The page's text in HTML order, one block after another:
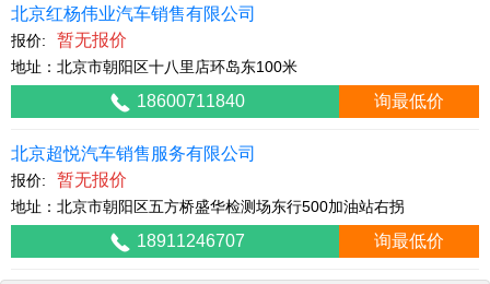
北京红杨伟业汽车销售有限公司
报价: 暂无报价
地址：北京市朝阳区十八里店环岛东100米
18600711840 询最低价
北京超悦汽车销售服务有限公司
报价: 暂无报价
地址：北京市朝阳区五方桥盛华检测场东行500加油站右拐
18911246707 询最低价